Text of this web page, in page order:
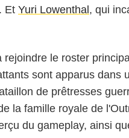
Et Yuri Lowenthal , qui
le roster
sont apparus dans
de prêtresses
la famille royale de
du gameplay, ainsi